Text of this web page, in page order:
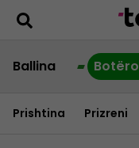
Ballina
Prishtina Prizreni